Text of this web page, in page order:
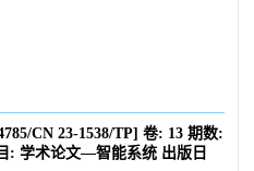
/CN 23-1538/TP] 卷: 13 期数:
: 学术论文—智能系统 出版日